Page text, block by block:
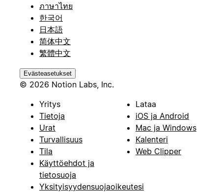
ภาษาไทย
한국어
日本語
简体中文
繁體中文
Evästeasetukset
© 2026 Notion Labs, Inc.
Yritys
Tietoja
Urat
Turvallisuus
Tila
Käyttöehdot ja
tietosuoja
Yksityisyydensuojaoikeutesi
Lataa
iOS ja Android
Mac ja Windows
Kalenteri
Web Clipper